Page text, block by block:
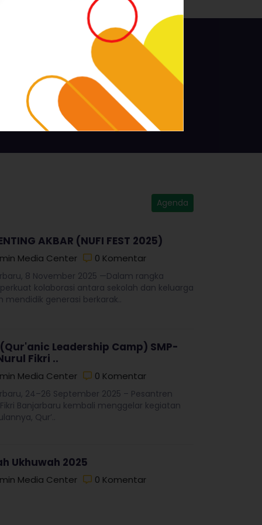
File Download
Agenda
AKBAR (NUFI FEST 2025)
Media Center 0 Komentar
8 November 2025 —Dalam rangka
kolaborasi antara sekolah dan keluarga
mendidik generasi berkarak..
(Qur'anic Leadership Camp) SMP-
Fikri ..
Media Center 0 Komentar
24–26 September 2025 – Pesantren
Banjarbaru kembali menggelar kegiatan
Qur’..
Ukhuwah 2025
Media Center 0 Komentar